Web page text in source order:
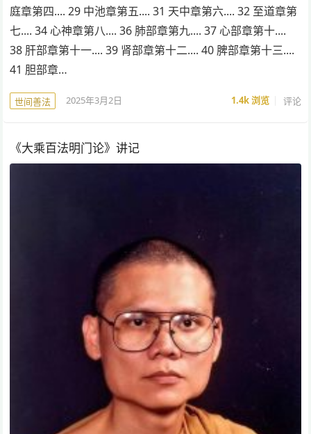
庭章第四.... 29 中池章第五.... 31 天中章第六.... 32 至道章第
七.... 34 心神章第八.... 36 肺部章第九.... 37 心部章第十....
38 肝部章第十一.... 39 肾部章第十二.... 40 脾部章第十三....
41 胆部章…
世间善法 2025年3月2日 1.4k浏览 评论
《大乘百法明门论》讲记